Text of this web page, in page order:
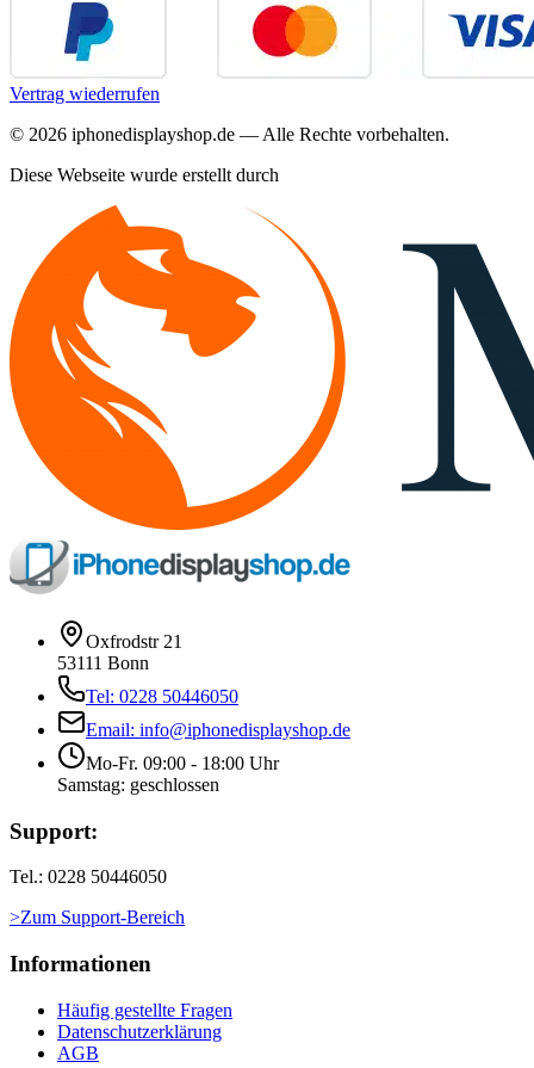
Vertrag wiederrufen
© 2026 iphonedisplayshop.de — Alle Rechte vorbehalten.
Diese Webseite wurde erstellt durch
Oxfrodstr 21
53111 Bonn
Tel: 0228 50446050
Email: info@iphonedisplayshop.de
Mo-Fr. 09:00 - 18:00 Uhr
Samstag: geschlossen
Support:
Tel.: 0228 50446050
>Zum Support-Bereich
Informationen
Häufig gestellte Fragen
Datenschutzerklärung
AGB